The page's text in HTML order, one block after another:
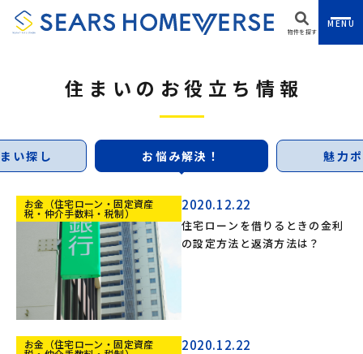
物件を探す
MENU
住まいのお役立ち情報
い探し お悩み解決！ 魅力
お金（住宅ローン・固定資産
税・仲介手数料・税制）
2020.12.22
住宅ローンを借りるときの金利
の設定方法と返済方法は？
お金（住宅ローン・固定資産 2020.12.22